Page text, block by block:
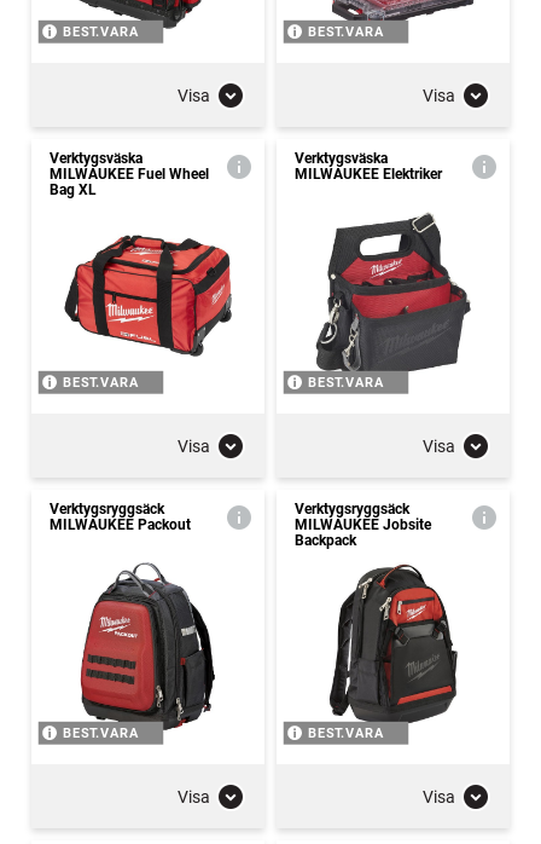
BEST.VARA
Visa
BEST.VARA
Visa
Verktygsväska
MILWAUKEE Fuel Wheel
Bag XL
BEST.VARA
Visa
Verktygsväska
MILWAUKEE Elektriker
BEST.VARA
Visa
Verktygsryggsäck
MILWAUKEE Packout
BEST.VARA
Visa
Verktygsryggsäck
MILWAUKEE Jobsite
Backpack
BEST.VARA
Visa